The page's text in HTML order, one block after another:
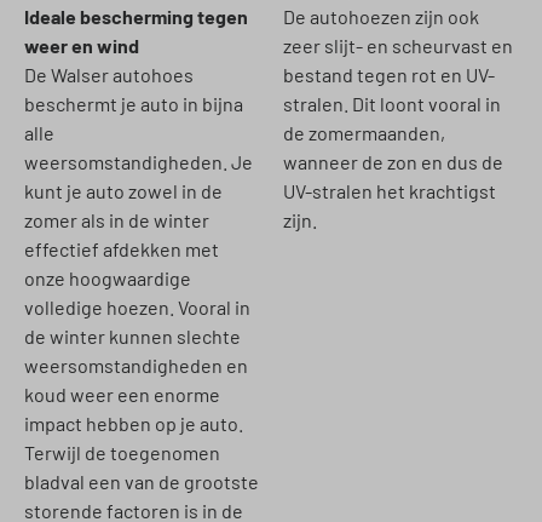
Ideale bescherming tegen
weer en wind
De Walser autohoes
beschermt je auto in bijna
alle
weersomstandigheden. Je
kunt je auto zowel in de
zomer als in de winter
effectief afdekken met
onze hoogwaardige
volledige hoezen. Vooral in
de winter kunnen slechte
weersomstandigheden en
koud weer een enorme
impact hebben op je auto.
Terwijl de toegenomen
bladval een van de grootste
storende factoren is in de
De autohoezen zijn ook
zeer slijt- en scheurvast en
bestand tegen rot en UV-
stralen. Dit loont vooral in
de zomermaanden,
wanneer de zon en dus de
UV-stralen het krachtigst
zijn.